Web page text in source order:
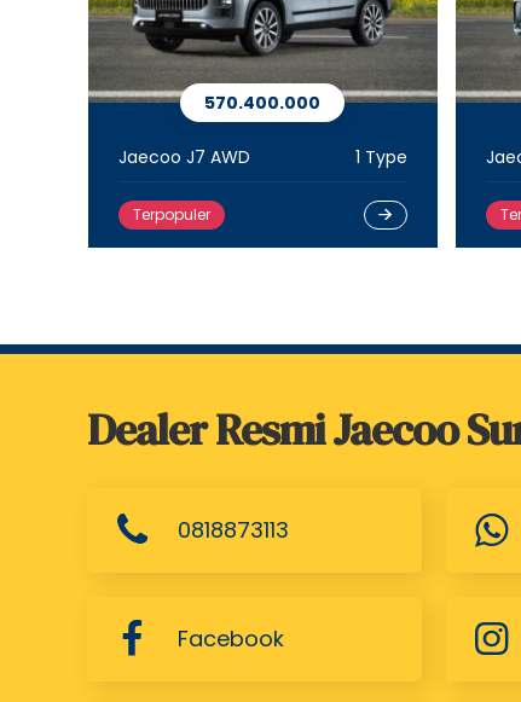
570.400.000
Jaecoo J7 AWD 1 Type
Terpopuler
Dealer Resmi Jaecoo
0818873113